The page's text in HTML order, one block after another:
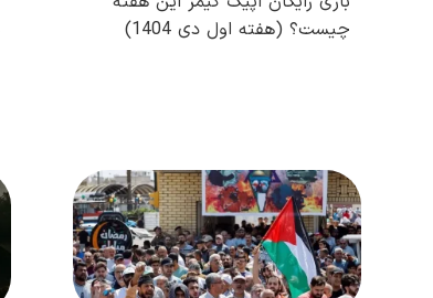
چیست؟ (هفته اول دی 1404)